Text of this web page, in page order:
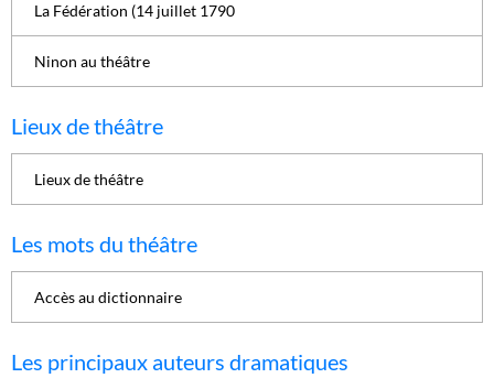
La Fédération (14 juillet 1790
Ninon au théâtre
Lieux de théâtre
Lieux de théâtre
Les mots du théâtre
Accès au dictionnaire
Les principaux auteurs dramatiques